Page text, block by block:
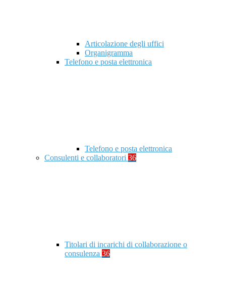
Articolazione degli uffici
Organigramma
Telefono e posta elettronica
Telefono e posta elettronica
Consulenti e collaboratori 36
Titolari di incarichi di collaborazione o
consulenza 36